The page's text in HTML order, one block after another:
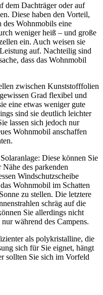
dem Dachträger oder auf
Diese haben den Vorteil,
des Wohnmobils eine
weniger heiß – und große
ein. Auch weisen sie
auf. Nachteilig sind
dass das Wohnmobil
zwischen Kunststofffolien
Grad flexibel und
eine etwas weniger gute
sind sie deutlich leichter
lassen sich jedoch nur
Wohnmobil anschaffen
Diese können Sie
des parkenden
Windschutzscheibe
Wohnmobil im Schatten
zu stellen. Die letztere
schräg auf die
Sie allerdings nicht
während des Campens.
als polykristalline, die
sich für Sie eignet, hängt
sollten Sie sich im Vorfeld